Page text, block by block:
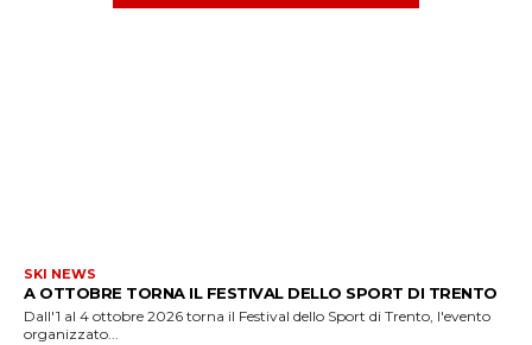
SKI NEWS
A OTTOBRE TORNA IL FESTIVAL DELLO SPORT DI TRENTO
Dall'1 al 4 ottobre 2026 torna il Festival dello Sport di Trento, l'evento
organizzato...